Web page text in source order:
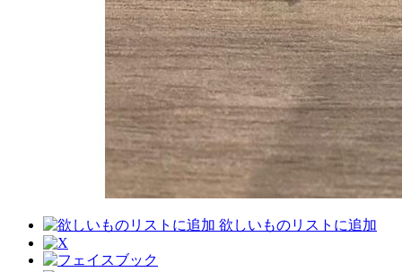
欲しいものリストに追加